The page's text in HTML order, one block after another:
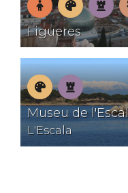
En
família
Museus
Figueres
MuseusPatrimoni
Museu de
L'Escala